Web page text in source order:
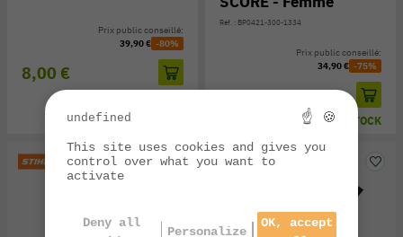
8,00 €
Prix public conseillé:
39,90 € -80%
Réf. : BP0421-300-1334
8,70 €
Prix public conseillé:
34,90 € -75%
EN STOCK
undefined ☝ 🍪
This site uses cookies and gives you
control over what you want to
activate
Deny all
Personalize
OK, accept